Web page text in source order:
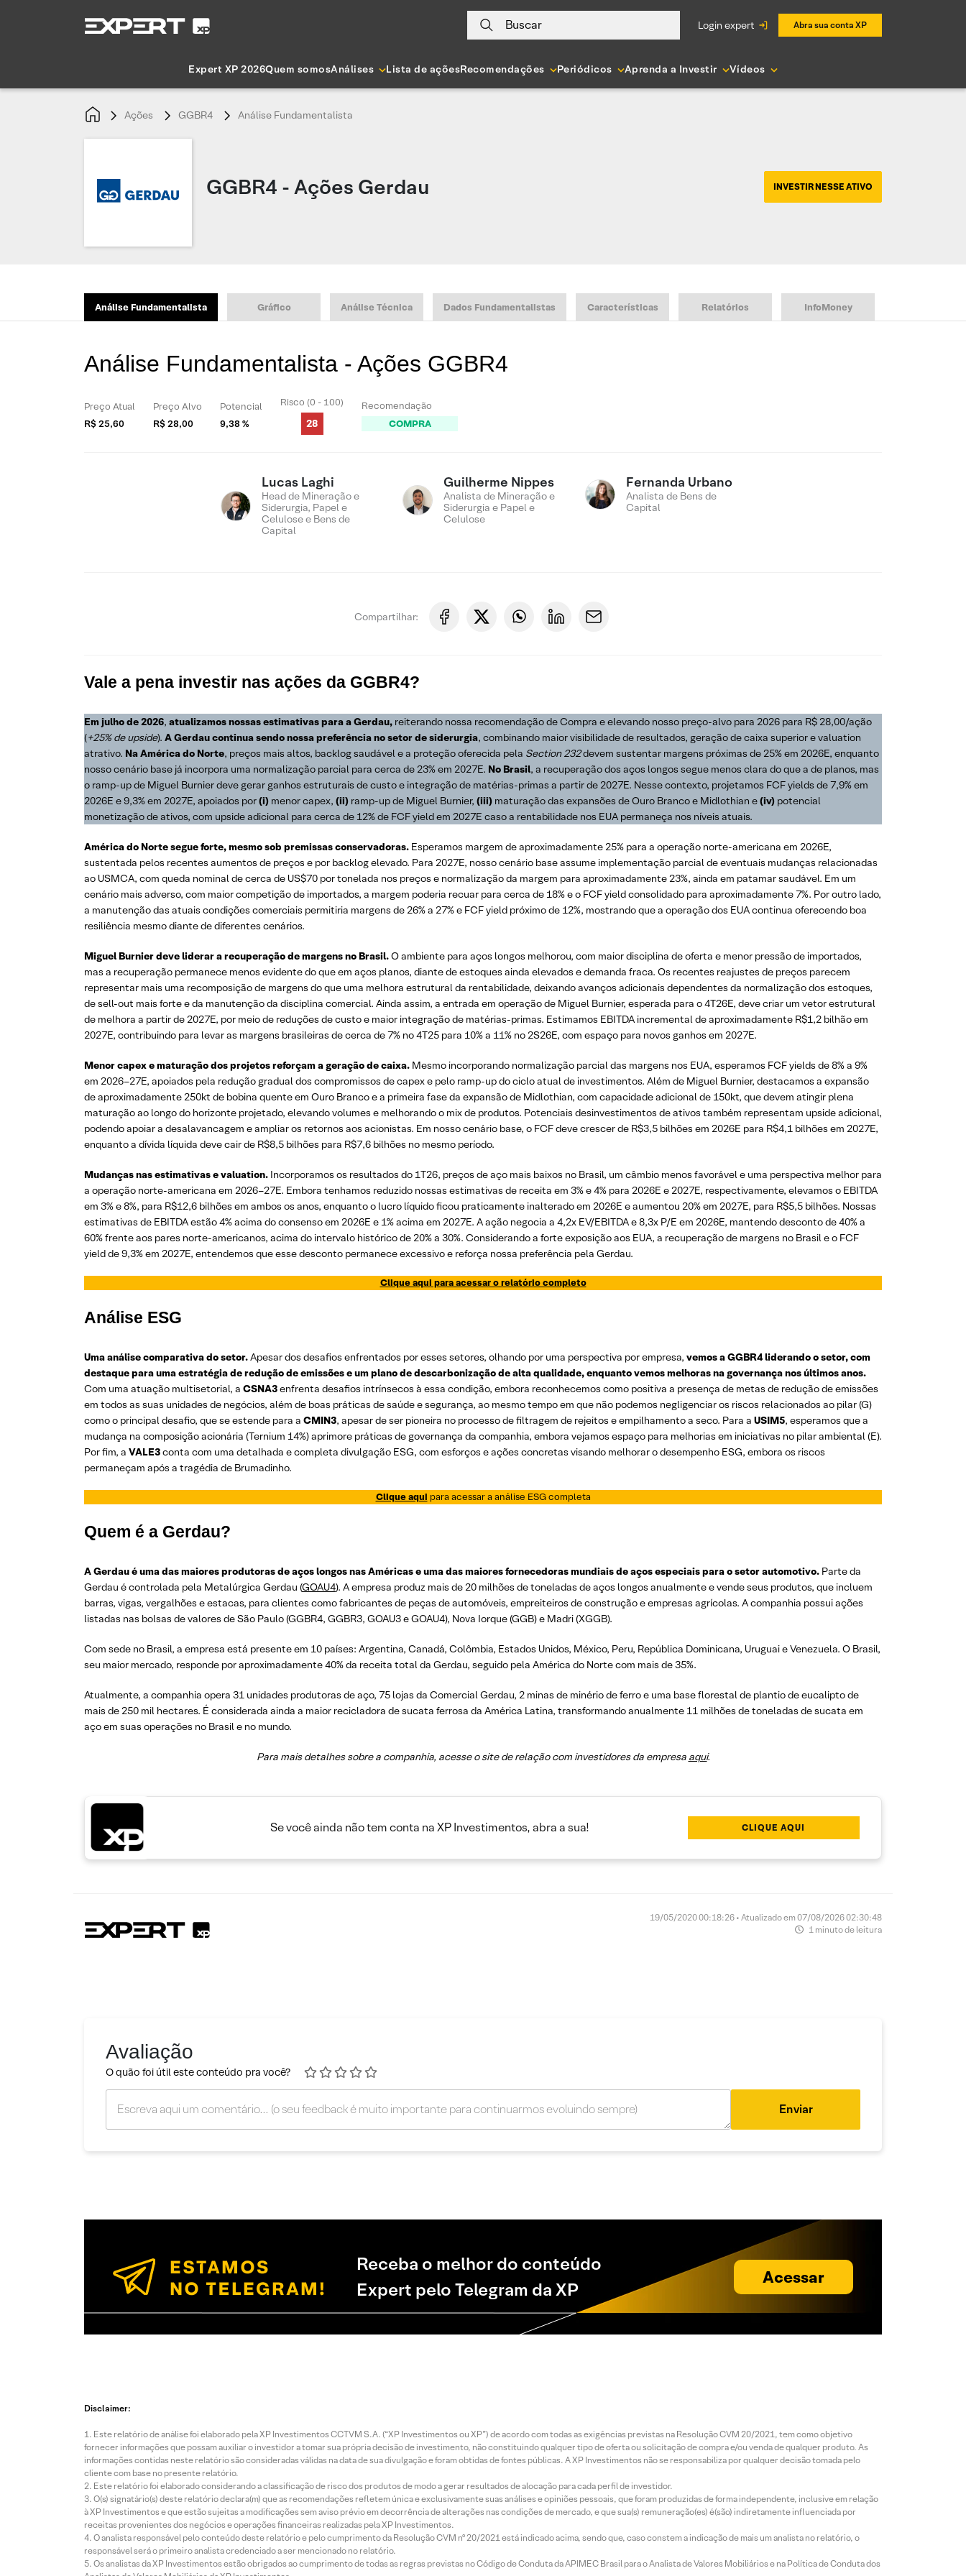
Buscar login expert Abra sua conta XP
Expert XP 2026Quem somosAnálises Lista de açõesRecomendações Periódicos Aprenda a Investir Vídeos
Ações GGBR4 Análise Fundamentalista
GGBR4 - Ações Gerdau INVESTIR NESSE ATIVO
Análise Fundamentalista Gráfico Análise Técnica Dados Fundamentalistas Características Relatórios InfoMoney
Análise Fundamentalista - Ações GGBR4
Preço Atual
R$ 25,60
Preço Alvo
R$ 28,00
Potencial
9,38 %
Risco (0 - 100)
28
Recomendação
COMPRA
Lucas Laghi
Head de Mineração e
Siderurgia, Papel e
Celulose e Bens de
Capital
Guilherme Nippes
Analista de Mineração e
Siderurgia e Papel e
Celulose
Fernanda Urbano
Analista de Bens de
Capital
Compartilhar:
Vale a pena investir nas ações da GGBR4?
Em julho de 2026, atualizamos nossas estimativas para a Gerdau, reiterando nossa recomendação de Compra e elevando nosso preço-alvo para 2026 para R$ 28,00/ação
(+25% de upside). A Gerdau continua sendo nossa preferência no setor de siderurgia, combinando maior visibilidade de resultados, geração de caixa superior e valuation
atrativo. Na América do Norte, preços mais altos, backlog saudável e a proteção oferecida pela Section 232devem sustentar margens próximas de 25% em 2026E, enquanto
nosso cenário base já incorpora uma normalização parcial para cerca de 23% em 2027E. No Brasil, a recuperação dos aços longos segue menos clara do que a de planos, mas
o ramp-up de Miguel Burnier deve gerar ganhos estruturais de custo e integração de matérias-primas a partir de 2027E. Nesse contexto, projetamos FCF yields de 7,9% em
2026E e 9,3% em 2027E, apoiados por(i) menor capex, (ii) ramp-up de Miguel Burnier, (iii) maturação das expansões de Ouro Branco e Midlothian e(iv) potencial
monetização de ativos, com upside adicional para cerca de 12% de FCF yield em 2027E caso a rentabilidade nos EUA permaneça nos níveis atuais.
América do Norte segue forte, mesmo sob premissas conservadoras. Esperamos margem de aproximadamente 25% para a operação norte-americana em 2026E,
sustentada pelos recentes aumentos de preços e por backlog elevado. Para 2027E, nosso cenário base assume implementação parcial de eventuais mudanças relacionadas
ao USMCA, com queda nominal de cerca de US$70 por tonelada nos preços e normalização da margem para aproximadamente 23%, ainda em patamar saudável. Em um
cenário mais adverso, com maior competição de importados, a margem poderia recuar para cerca de 18% e o FCF yield consolidado para aproximadamente 7%. Por outro lado,
a manutenção das atuais condições comerciais permitiria margens de 26% a 27% e FCF yield próximo de 12%, mostrando que a operação dos EUA continua oferecendo boa
resiliência mesmo diante de diferentes cenários.
Miguel Burnier deve liderar a recuperação de margens no Brasil.O ambiente para aços longos melhorou, com maior disciplina de oferta e menor pressão de importados,
mas a recuperação permanece menos evidente do que em aços planos, diante de estoques ainda elevados e demanda fraca. Os recentes reajustes de preços parecem
representar mais uma recomposição de margens do que uma melhora estrutural da rentabilidade, deixando avanços adicionais dependentes da normalização dos estoques,
de sell-out mais forte e da manutenção da disciplina comercial. Ainda assim, a entrada em operação de Miguel Burnier, esperada para o 4T26E, deve criar um vetor estrutural
de melhora a partir de 2027E, por meio de reduções de custo e maior integração de matérias-primas. Estimamos EBITDA incremental de aproximadamente R$1,2 bilhão em
2027E, contribuindo para levar as margens brasileiras de cerca de 7% no 4T25 para 10% a 11% no 2S26E, com espaço para novos ganhos em 2027E.
Menor capex e maturação dos projetos reforçam a geração de caixa. Mesmo incorporando normalização parcial das margens nos EUA, esperamos FCF yields de 8% a 9%
em 2026–27E, apoiados pela redução gradual dos compromissos de capex e pelo ramp-up do ciclo atual de investimentos. Além de Miguel Burnier, destacamos a expansão
de aproximadamente 250kt de bobina quente em Ouro Branco e a primeira fase da expansão de Midlothian, com capacidade adicional de 150kt, que devem atingir plena
maturação ao longo do horizonte projetado, elevando volumes e melhorando o mix de produtos. Potenciais desinvestimentos de ativos também representam upside adicional,
podendo apoiar a desalavancagem e ampliar os retornos aos acionistas. Em nosso cenário base, o FCF deve crescer de R$3,5 bilhões em 2026E para R$4,1 bilhões em 2027E,
enquanto a dívida líquida deve cair de R$8,5 bilhões para R$7,6 bilhões no mesmo período.
Mudanças nas estimativas e valuation. Incorporamos os resultados do 1T26, preços de aço mais baixos no Brasil, um câmbio menos favorável e uma perspectiva melhor para
a operação norte-americana em 2026–27E. Embora tenhamos reduzido nossas estimativas de receita em 3% e 4% para 2026E e 2027E, respectivamente, elevamos o EBITDA
em 3% e 8%, para R$12,6 bilhões em ambos os anos, enquanto o lucro líquido ficou praticamente inalterado em 2026E e aumentou 20% em 2027E, para R$5,5 bilhões. Nossas
estimativas de EBITDA estão 4% acima do consenso em 2026E e 1% acima em 2027E. A ação negocia a 4,2x EV/EBITDA e 8,3x P/E em 2026E, mantendo desconto de 40% a
60% frente aos pares norte-americanos, acima do intervalo histórico de 20% a 30%. Considerando a forte exposição aos EUA, a recuperação de margens no Brasil e o FCF
yield de 9,3% em 2027E, entendemos que esse desconto permanece excessivo e reforça nossa preferência pela Gerdau.
Clique aqui para acessar o relatório completo
Análise ESG
Uma análise comparativa do setor.Apesar dos desafios enfrentados por esses setores, olhando por uma perspectiva por empresa, vemos a GGBR4 liderando o setor, com
destaque para uma estratégia de redução de emissões e um plano de descarbonização de alta qualidade, enquanto vemos melhoras na governança nos últimos anos.
Com uma atuação multisetorial, a CSNA3enfrenta desafios intrínsecos à essa condição, embora reconhecemos como positiva a presença de metas de redução de emissões
em todos as suas unidades de negócios, além de boas práticas de saúde e segurança, ao mesmo tempo em que não podemos negligenciar os riscos relacionados ao pilar (G)
como o principal desafio, que se estende para a CMIN3, apesar de ser pioneira no processo de filtragem de rejeitos e empilhamento a seco. Para a USIM5, esperamos que a
mudança na composição acionária (Ternium 14%) aprimore práticas de governança da companhia, embora vejamos espaço para melhorias em iniciativas no pilar ambiental (E).
Por fim, a VALE3conta com uma detalhada e completa divulgação ESG, com esforços e ações concretas visando melhorar o desempenho ESG, embora os riscos
permaneçam após a tragédia de Brumadinho.
Clique aqui para acessar a análise ESG completa
Quem é a Gerdau?
A Gerdau é uma das maiores produtoras de aços longos nas Américas e uma das maiores fornecedoras mundiais de aços especiais para o setor automotivo. Parte da
Gerdau é controlada pela Metalúrgica Gerdau (GOAU4). A empresa produz mais de 20 milhões de toneladas de aços longos anualmente e vende seus produtos, que incluem
barras, vigas, vergalhões e estacas, para clientes como fabricantes de peças de automóveis, empreiteiros de construção e empresas agrícolas. A companhia possui ações
listadas nas bolsas de valores de São Paulo (GGBR4, GGBR3, GOAU3 e GOAU4), Nova Iorque (GGB) e Madri (XGGB).
Com sede no Brasil, a empresa está presente em 10 países: Argentina, Canadá, Colômbia, Estados Unidos, México, Peru, República Dominicana, Uruguai e Venezuela. O Brasil,
seu maior mercado, responde por aproximadamente 40% da receita total da Gerdau, seguido pela América do Norte com mais de 35%.
Atualmente, a companhia opera 31 unidades produtoras de aço, 75 lojas da Comercial Gerdau, 2 minas de minério de ferro e uma base florestal de plantio de eucalipto de
mais de 250 mil hectares. É considerada ainda a maior recicladora de sucata ferrosa da América Latina, transformando anualmente 11 milhões de toneladas de sucata em
aço em suas operações no Brasil e no mundo.
Para mais detalhes sobre a companhia, acesse o site de relação com investidores da empresa aqui.
Se você ainda não tem conta na XP Investimentos, abra a sua! CLIQUE AQUI
19/05/2020 00:18:26 • Atualizado em 07/08/2026 02:30:48
1 minuto de leitura
Avaliação
O quão foi útil este conteúdo pra você?
Enviar
Receba o melhor do conteúdo
Expert pelo Telegram da XP
Acessar
Disclaimer:
Este relatório de análise foi elaborado pela XP Investimentos CCTVM S.A. (“XP Investimentos ou XP”) de acordo com todas as exigências previstas na Resolução CVM 20/2021, tem como objetivo
fornecer informações que possam auxiliar o investidor a tomar sua própria decisão de investimento, não constituindo qualquer tipo de oferta ou solicitação de compra e/ou venda de qualquer produto. As
informações contidas neste relatório são consideradas válidas na data de sua divulgação e foram obtidas de fontes públicas. A XP Investimentos não se responsabiliza por qualquer decisão tomada pelo
cliente com base no presente relatório.
Este relatório foi elaborado considerando a classificação de risco dos produtos de modo a gerar resultados de alocação para cada perfil de investidor.
O(s) signatário(s) deste relatório declara(m) que as recomendações refletem única e exclusivamente suas análises e opiniões pessoais, que foram produzidas de forma independente, inclusive em relação
à XP Investimentos e que estão sujeitas a modificações sem aviso prévio em decorrência de alterações nas condições de mercado, e que sua(s) remuneração(es) é(são) indiretamente influenciada por
receitas provenientes dos negócios e operações financeiras realizadas pela XP Investimentos.
O analista responsável pelo conteúdo deste relatório e pelo cumprimento da Resolução CVM nº 20/2021 está indicado acima, sendo que, caso constem a indicação de mais um analista no relatório, o
responsável será o primeiro analista credenciado a ser mencionado no relatório.
Os analistas da XP Investimentos estão obrigados ao cumprimento de todas as regras previstas no Código de Conduta da APIMEC Brasil para o Analista de Valores Mobiliários e na Política de Conduta dos